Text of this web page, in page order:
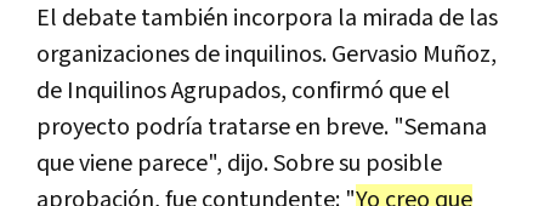
El debate también incorpora la mirada de las
organizaciones de inquilinos. Gervasio Muñoz,
de Inquilinos Agrupados, confirmó que el
proyecto podría tratarse en breve. "Semana
que viene parece", dijo. Sobre su posible